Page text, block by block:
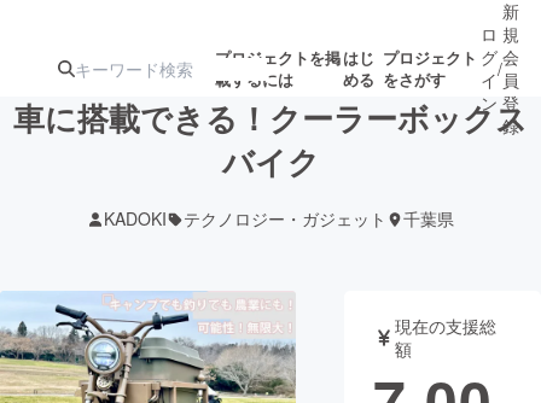
プロジェクトを掲
載するには
はじ
める
プロジェクト
をさがす
ターン
ジェクト
募集終了が近いプ
ロジェクト
されます
アート・写真 音楽
テクノロジー・ガジェット ゲーム・サ
ロ
グ
イ
ン
/
新
規
会
員
登
録
車に搭載できる！クーラーボックス
バイク
KADOKI テクノロジー・ガジェット 千葉県
現在の支援総
額